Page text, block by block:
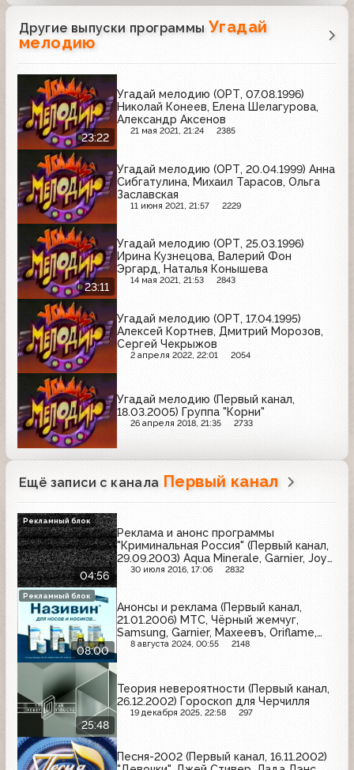
Другие выпуски программы Угадай
мелодию
23:22
Угадай мелодию (ОРТ, 07.08.1996)
Николай Конеев, Елена Шелагурова,
Александр Аксенов
21 мая 2021, 21:24 2385
Угадай мелодию (ОРТ, 20.04.1999) Анна
Сибгатулина, Михаил Тарасов, Ольга
Заславская
11 июня 2021, 21:57 2229
23:11
Угадай мелодию (ОРТ, 25.03.1996)
Ирина Кузнецова, Валерий Фон
Эргард, Наталья Конышева
14 мая 2021, 21:53 2843
Угадай мелодию (ОРТ, 17.04.1995)
Алексей Кортнев, Дмитрий Морозов,
Сергей Чекрыжов
2 апреля 2022, 22:01 2054
Угадай мелодию (Первый канал,
18.03.2005) Группа "Корни"
26 апреля 2018, 21:35 2733
Ещё записи с канала Первый канал
04:56
Реклама и анонс программы
"Криминальная Россия" (Первый канал,
29.09.2003) Aqua Minerale, Garnier, Joy
Fit, Duru, Nokia, 32, Моя семья, Красный
30 июля 2016, 17:06 2832
Рекламный блок
08:00
Анонсы и реклама (Первый канал,
21.01.2006) МТС, Чёрный жемчуг,
Samsung, Garnier, Махеевъ, Oriflame,
Kinder, Ново-Пассит, L'Oreal, Motorola,
8 августа 2024, 00:55 2148
Рекламный блок
25:48
Теория невероятности (Первый канал,
26.12.2002) Гороскоп для Черчилля
19 декабря 2025, 22:58 297
Песня-2002 (Первый канал, 16.11.2002)